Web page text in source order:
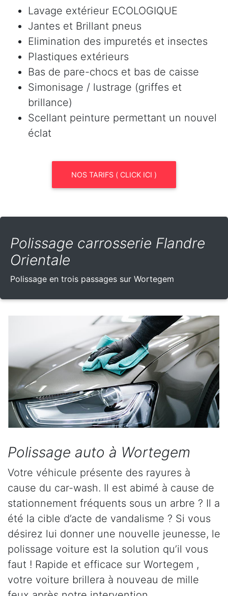
Lavage extérieur ECOLOGIQUE
Jantes et Brillant pneus
Elimination des impuretés et insectes
Plastiques extérieurs
Bas de pare-chocs et bas de caisse
Simonisage / lustrage (griffes et
brillance)
Scellant peinture permettant un nouvel
éclat
NOS TARIFS ( CLICK ICI )
Polissage carrosserie Flandre
Orientale
Polissage en trois passages sur Wortegem
Polissage auto à Wortegem
Votre véhicule présente des rayures à
cause du car-wash. Il est abimé à cause de
stationnement fréquents sous un arbre ? Il a
été la cible d’acte de vandalisme ? Si vous
désirez lui donner une nouvelle jeunesse, le
polissage voiture est la solution qu’il vous
faut ! Rapide et efficace sur Wortegem ,
votre voiture brillera à nouveau de mille